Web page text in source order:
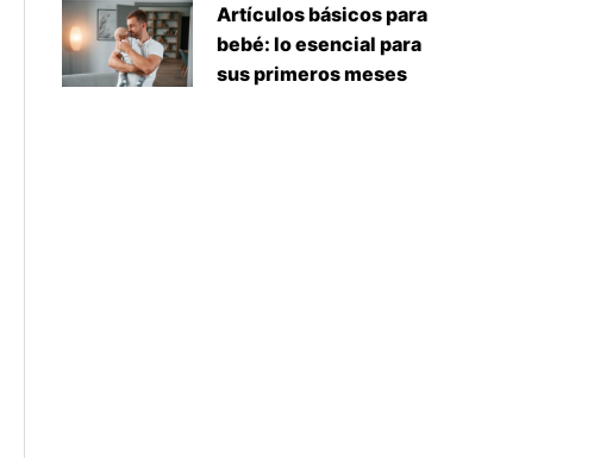
Artículos básicos para
bebé: lo esencial para
sus primeros meses